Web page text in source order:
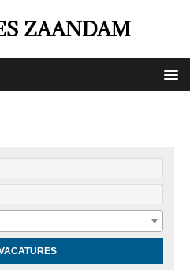
ZAANDAM